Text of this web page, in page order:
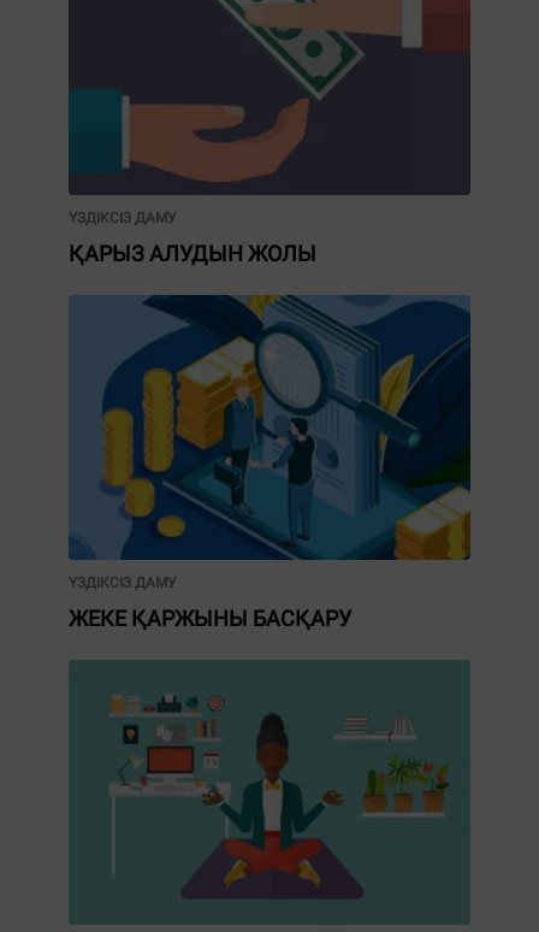
ҮЗДІКСІЗ ДАМУ
ҚАРЫЗ АЛУДЫН ЖОЛЫ
ҮЗДІКСІЗ ДАМУ
ЖЕКЕ ҚАРЖЫНЫ БАСҚАРУ